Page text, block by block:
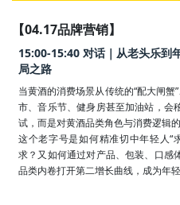
【04.17品牌营销】
15:00-15:40 对话｜从老头乐到
局之路
当黄酒的消费场景从传统的“配大闸蟹
市、音乐节、健身房甚至加油站，会
试，而是对黄酒品类角色与消费逻辑的
这个老字号是如何精准切中年轻人“
求？又如何通过对产品、包装、口感
品类内卷打开第二增长曲线，成为年